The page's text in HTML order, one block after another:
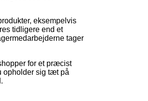
eksempelvis
tidligere end et
tager
for et præcist
opholder sig tæt på